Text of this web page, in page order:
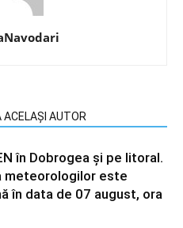
ACELAȘI AUTOR
în Dobrogea și pe litoral.
meteorologilor este
în data de 07 august, ora